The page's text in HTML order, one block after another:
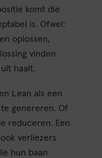
komt die
is. Ofwel:
oplossen,
vinden
haalt.
Lean als een
te genereren. Of
reduceren. Een
verliezers
hun baan